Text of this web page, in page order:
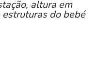
altura em
do bebé